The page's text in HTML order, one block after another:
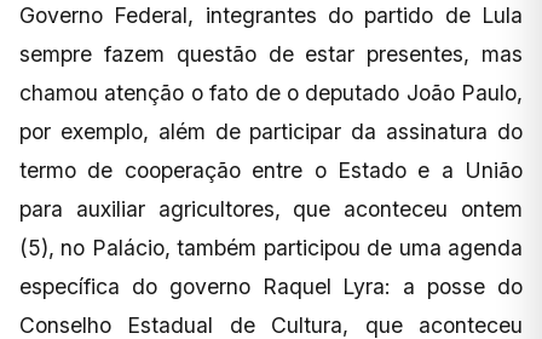
Governo Federal, integrantes do partido de Lula
sempre fazem questão de estar presentes, mas
chamou atenção o fato de o deputado João Paulo,
por exemplo, além de participar da assinatura do
termo de cooperação entre o Estado e a União
para auxiliar agricultores, que aconteceu ontem
(5), no Palácio, também participou de uma agenda
específica do governo Raquel Lyra: a posse do
Conselho Estadual de Cultura, que aconteceu